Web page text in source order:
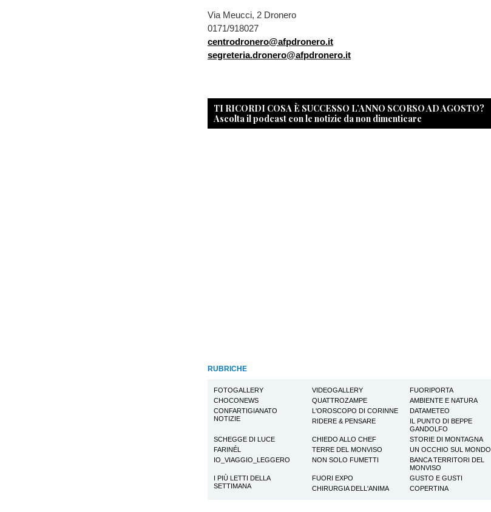
Via Meucci, 2 Dronero
0171/918027
centrodronero@afpdronero.it
segreteria.dronero@afpdronero.it
TI RICORDI COSA È SUCCESSO L’ANNO SCORSO AD AGOSTO?
Ascolta il podcast con le notizie da non dimenticare
RUBRICHE
FOTOGALLERY VIDEOGALLERY
FUORIPORTA
CHOCONEWS
QUATTROZAMPE
AMBIENTE E NATURA
CONFARTIGIANATO
NOTIZIE
L'OROSCOPO DI CORINNE
DATAMETEO
RIDERE & PENSARE
IL PUNTO DI BEPPE
GANDOLFO
SCHEGGE DI LUCE
CHIEDO ALLO CHEF
STORIE DI MONTAGNA
FARINÉL
TERRE DEL MONVISO
UN OCCHIO SUL MONDO
IO_VIAGGIO_LEGGERO
NON SOLO FUMETTI
BANCA TERRITORI DEL
MONVISO
I PIÙ LETTI DELLA
SETTIMANA
FUORI EXPO
GUSTO E GUSTI
CHIRURGIA DELL'ANIMA
COPERTINA